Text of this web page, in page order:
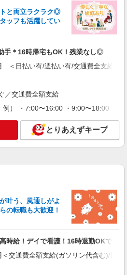
野市＞病院の看護助手＊医療行為はあ
！補助のみ！
円〜2187円 ＜日払い有/週払い有/交
(ガソリン代含む)＞
野市
日払いOK≫
1550円〜2187円 ＜日払い有/週払い有/交
(ガソリン代含む)＞
市⇒サポート係の看護助手（未経験歓
円〜2187円 ＜日払い有/週払い有/交
(ガソリン代含む)＞
と両立ラクラク◎
ッフも活躍してい
手＊16時帰宅もOK！残業なし◎
＜日払い有/週払い有/交通費全支給(ガ
／交通費全額支給
例） ・7:00〜16:00 ・9:00〜18:00
とりあえずキープ
叶う、風通しがよ
の転職も大歓迎！
給！デイで看護！16時退勤OKで安心
交通費全額支給(ガソリン代含む)/日払